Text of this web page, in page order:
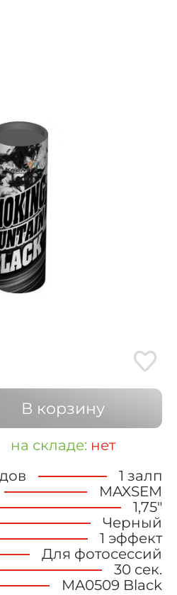
В корзину
на складе: нет
1 залп
MAXSEM
1,75"
Черный
1 эффект
Для фотосессий
30 сек.
MA0509 Black